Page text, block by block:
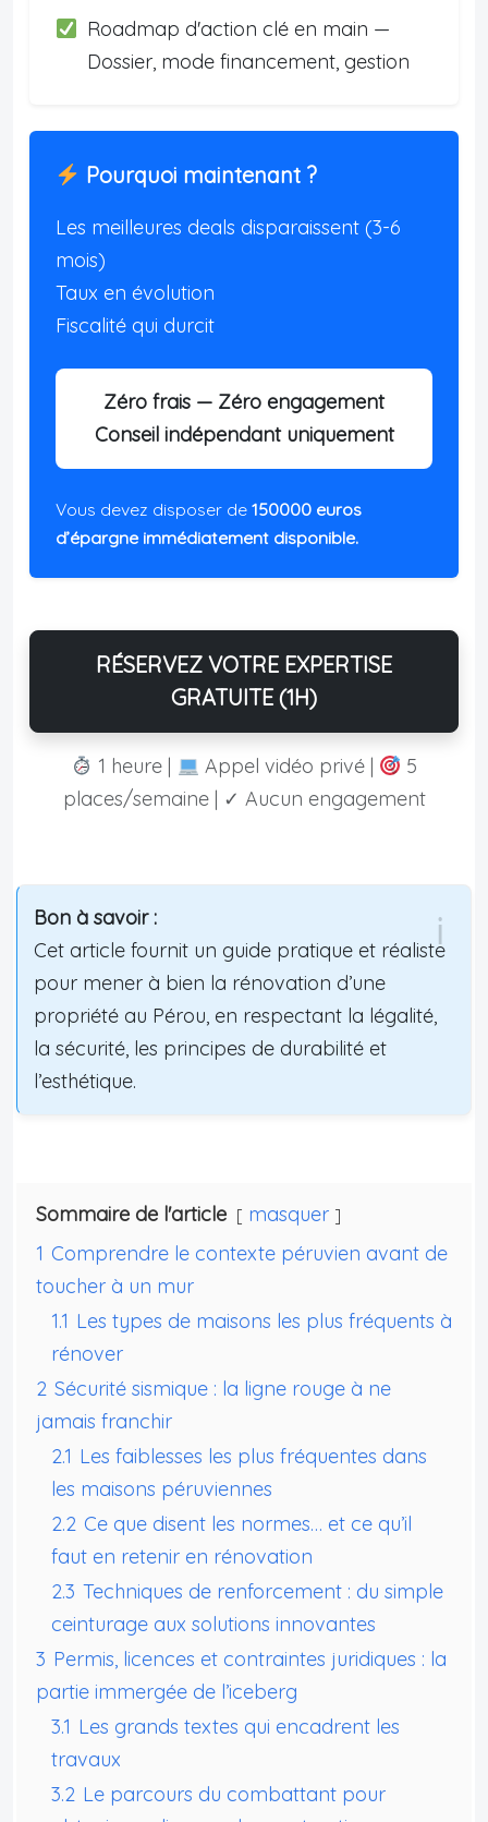
Roadmap d'action clé en main —
Dossier, mode financement, gestion
Pourquoi maintenant ?
Les meilleures deals disparaissent (3-6
mois)
Taux en évolution
Fiscalité qui durcit
Zéro frais — Zéro engagement
Conseil indépendant uniquement
Vous devez disposer de 150000 euros
d’épargne immédiatement disponible.
RÉSERVEZ VOTRE EXPERTISE
GRATUITE (1H)
1 heure | Appel vidéo privé |
5
places/semaine | ✓ Aucun engagement
Bon à savoir :
Cet article fournit un guide pratique et réaliste
pour mener à bien la rénovation d’une
propriété au Pérou, en respectant la légalité,
la sécurité, les principes de durabilité et
l’esthétique.
Sommaire de l'article
masquer
1 Comprendre le contexte péruvien avant de
toucher à un mur
1.1 Les types de maisons les plus fréquents à
rénover
2 Sécurité sismique : la ligne rouge à ne
jamais franchir
2.1 Les faiblesses les plus fréquentes dans
les maisons péruviennes
2.2 Ce que disent les normes… et ce qu’il
faut en retenir en rénovation
2.3 Techniques de renforcement : du simple
ceinturage aux solutions innovantes
3 Permis, licences et contraintes juridiques : la
partie immergée de l’iceberg
3.1 Les grands textes qui encadrent les
travaux
3.2 Le parcours du combattant pour